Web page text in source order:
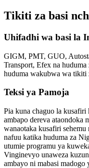
Tikiti za basi
Uhifadhi wa basi la
GIGM, PMT, GUO,
Transport, Efex na
huduma wakubwa wa tikiti
Teksi ya Pamoja
Pia kuna chaguo la
ambapo dereva ataondoka
wanaotaka kusafiri
nafuu katika huduma za
utumie programu ya
Vinginevyo unaweza
ambayo ni mabasi madogo